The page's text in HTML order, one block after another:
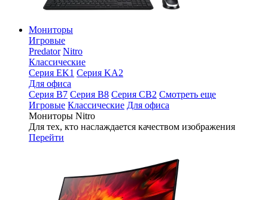
Мониторы
Игровые
Predator Nitro
Классические
Серия EK1 Серия KA2
Для офиса
Серия B7 Серия B8 Серия CB2 Смотреть еще
Игровые Классические Для офиса
Мониторы Nitro
Для тех, кто наслаждается качеством изображения
Перейти